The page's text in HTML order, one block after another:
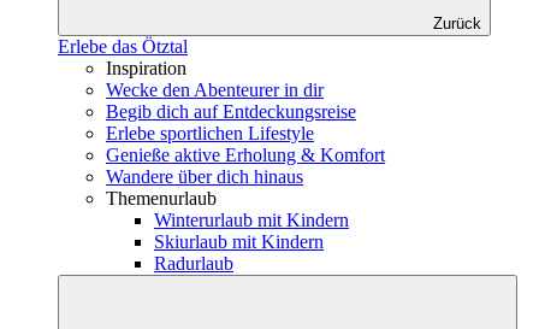
Zurück
Erlebe das Ötztal
Inspiration
Wecke den Abenteurer in dir
Begib dich auf Entdeckungsreise
Erlebe sportlichen Lifestyle
Genieße aktive Erholung & Komfort
Wandere über dich hinaus
Themenurlaub
Winterurlaub mit Kindern
Skiurlaub mit Kindern
Radurlaub